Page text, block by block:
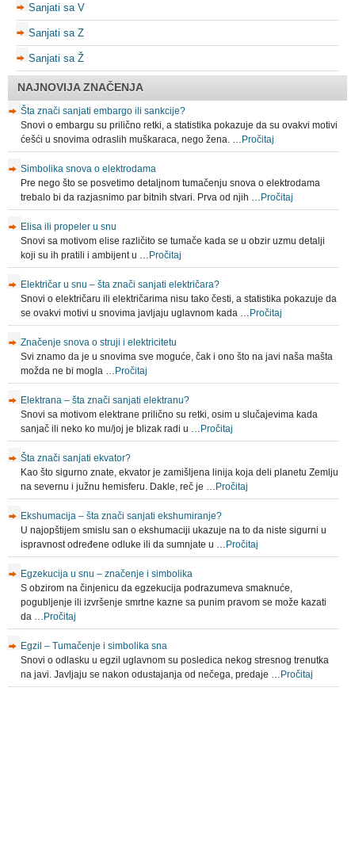
Sanjati sa V
Sanjati sa Z
Sanjati sa Ž
NAJNOVIJA ZNAČENJA
Šta znači sanjati embargo ili sankcije?
Snovi o embargu su prilično retki, a statistika pokazuje da su ovakvi motivi
ćešći u snovima odraslih muškaraca, nego žena. … Pročitaj
Simbolika snova o elektrodama
Pre nego što se posvetimo detaljnom tumačenju snova o elektrodama
trebalo bi da razjasnimo par bitnih stvari. Prva od njih … Pročitaj
Elisa ili propeler u snu
Snovi sa motivom elise različito se tumače kada se u obzir uzmu detalji
koji su ih pratili i ambijent u … Pročitaj
Električar u snu – šta znači sanjati električara?
Snovi o električaru ili električarima nisu tako česti, a statistika pokazuje da
se ovakvi motivi u snovima javljaju uglavnom kada … Pročitaj
Značenje snova o struji i elektricitetu
Svi znamo da je u snovima sve moguće, čak i ono što na javi naša mašta
možda ne bi mogla … Pročitaj
Elektrana – šta znači sanjati elektranu?
Snovi sa motivom elektrane prilično su retki, osim u slučajevima kada
sanjač ili neko ko mu/joj je blizak radi u … Pročitaj
Šta znači sanjati ekvator?
Kao što sigurno znate, ekvator je zamišljena linija koja deli planetu Zemlju
na severnu i južnu hemisferu. Dakle, reč je … Pročitaj
Ekshumacija – šta znači sanjati ekshumiranje?
U najopštijem smislu san o ekshumaciji ukazuje na to da niste sigurni u
ispravnost određene odluke ili da sumnjate u … Pročitaj
Egzekucija u snu – značenje i simbolika
S obzirom na činjenicu da egzekucija podrazumeva smaknuće,
pogubljenje ili izvršenje smrtne kazne sa punim pravom se može kazati
da … Pročitaj
Egzil – Tumačenje i simbolika sna
Snovi o odlasku u egzil uglavnom su posledica nekog stresnog trenutka
na javi. Javljaju se nakon odustajanja od nečega, predaje … Pročitaj